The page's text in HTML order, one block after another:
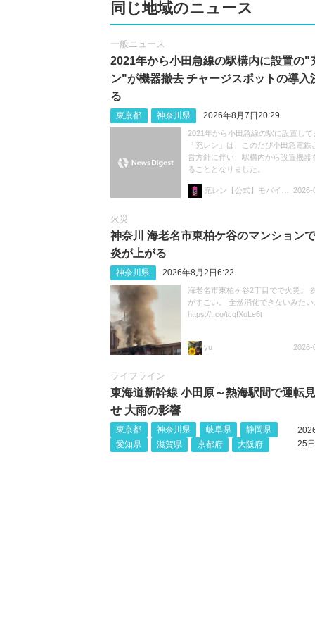
同じ地域のニュース
一般ニュース
2021年から小田急線の駅構内に設置の"
ン"が機器撤去 チャージスポットの導入
る
東京都 神奈川県 2026年8月7日20:29
2021年から小田急線の駅に設置して
「充レン」は、このたび小田急電鉄
営方針に伴い、駅構内から設置機器
ることとなりました。
2026-
火災
神奈川 海老名市東柏ケ谷のマンション
炎が上がる
神奈川県 2026年8月2日6:22
海老名市東柏ヶ谷2丁目でで火災。
がすごい。 全然消化できないみたい
https://t.co/tcgfXoLe6t
yu 2026-
ライフライン
東海道新幹線 小田原～熱海駅間で運転
せ 大雨の影響
東京都 神奈川県 岐阜県
静岡県
愛知県
滋賀県 京都府 大阪府
25